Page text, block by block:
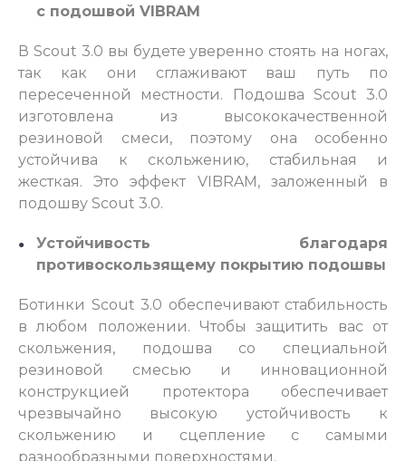
с подошвой VIBRAM
В Scout 3.0 вы будете уверенно стоять на ногах,
так как они сглаживают ваш путь по
пересеченной местности. Подошва Scout 3.0
изготовлена из высококачественной
резиновой смеси, поэтому она особенно
устойчива к скольжению, стабильная и
жесткая. Это эффект VIBRAM, заложенный в
подошву Scout 3.0.
Устойчивость благодаря
противоскользящему покрытию подошвы
Ботинки Scout 3.0 обеспечивают стабильность
в любом положении. Чтобы защитить вас от
скольжения, подошва со специальной
резиновой смесью и инновационной
конструкцией протектора обеспечивает
чрезвычайно высокую устойчивость к
скольжению и сцепление с самыми
разнообразными поверхностями.